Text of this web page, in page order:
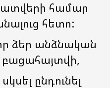
համար
հետո:
ձեր անձնական
բացահայտվի,
ընդունել